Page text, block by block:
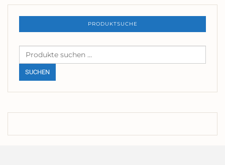
PRODUKTSUCHE
Suchen
nach:
SUCHEN